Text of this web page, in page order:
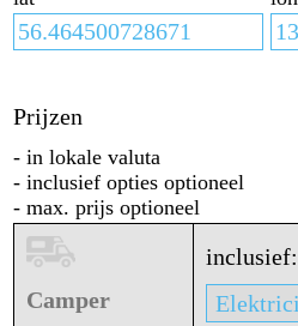
Prijzen
- in lokale valuta
- inclusief opties optioneel
- max. prijs optioneel
Camper
inclusief: